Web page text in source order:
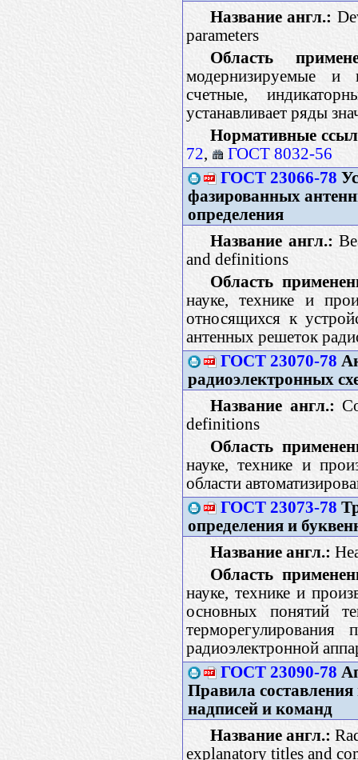
Название англ.:
parameters
Область
модернизируемые и
счетные,
устанавливает ряды
Нормативные
72,
ГОСТ 8032-56
ГОСТ 23066-78
фазированных
определения
Название англ.:
and definitions
Область
науке, технике и
относящихся к
антенных решеток
ГОСТ 23070-78
радиоэлектронных
Название англ.:
definitions
Область
науке, технике и
области
ГОСТ 23073-78
определения и
Название англ.:
Область
науке, технике и
основных понятий
радиоэлектронной
ГОСТ 23090-78
Правила составления
надписей и команд
Название англ.:
explanatory titles and